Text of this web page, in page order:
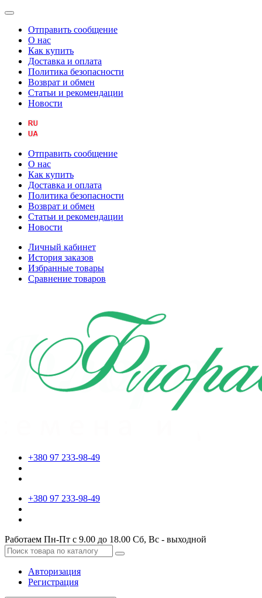
Отправить сообщение
О нас
Как купить
Доставка и оплата
Политика безопасности
Возврат и обмен
Статьи и рекомендации
Новости
Отправить сообщение
О нас
Как купить
Доставка и оплата
Политика безопасности
Возврат и обмен
Статьи и рекомендации
Новости
Личный кабинет
История заказов
Избранные товары
Сравнение товаров
+380 97 233-98-49
+380 97 233-98-49
Работаем Пн-Пт с 9.00 до 18.00 Сб, Вс - выходной
Авторизация
Регистрация